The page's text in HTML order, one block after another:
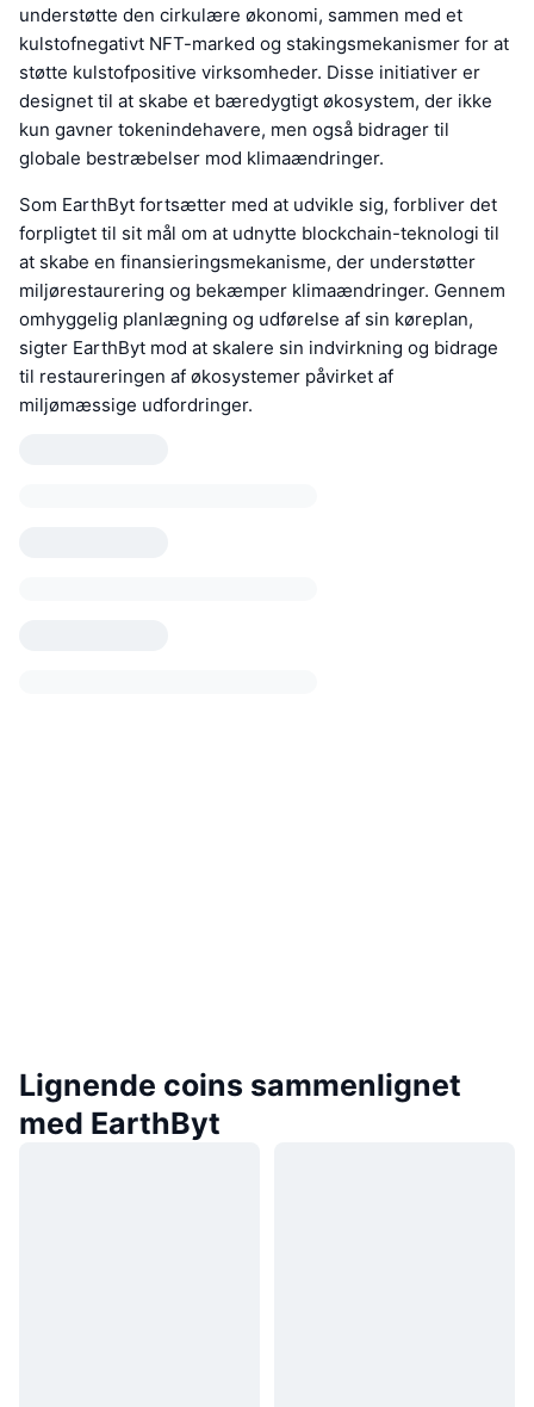
understøtte den cirkulære økonomi, sammen med et
kulstofnegativt NFT-marked og stakingsmekanismer for at
støtte kulstofpositive virksomheder. Disse initiativer er
designet til at skabe et bæredygtigt økosystem, der ikke
kun gavner tokenindehavere, men også bidrager til
globale bestræbelser mod klimaændringer.
Som EarthByt fortsætter med at udvikle sig, forbliver det
forpligtet til sit mål om at udnytte blockchain-teknologi til
at skabe en finansieringsmekanisme, der understøtter
miljørestaurering og bekæmper klimaændringer. Gennem
omhyggelig planlægning og udførelse af sin køreplan,
sigter EarthByt mod at skalere sin indvirkning og bidrage
til restaureringen af økosystemer påvirket af
miljømæssige udfordringer.
Lignende coins sammenlignet
med EarthByt